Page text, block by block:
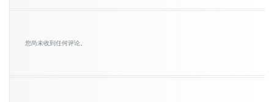
您尚未收到任何评论。